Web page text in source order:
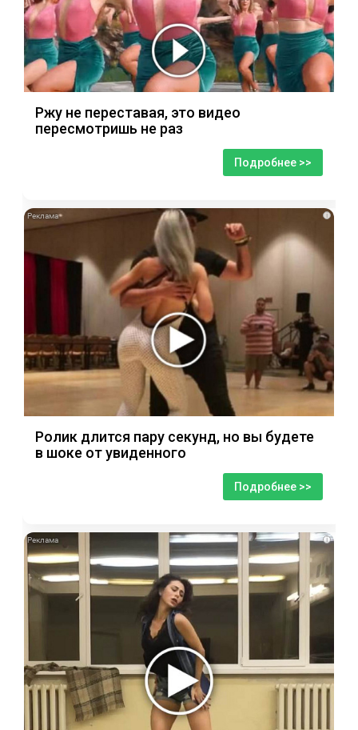
Ржу не переставая, это видео
пересмотришь не раз
Подробнее >>
i
Ролик длится пару секунд, но вы будете
в шоке от увиденного
Подробнее >>
i